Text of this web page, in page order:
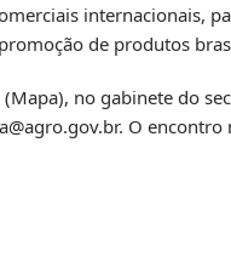
internacionais,
de produtos
no gabinete do
. O encontro